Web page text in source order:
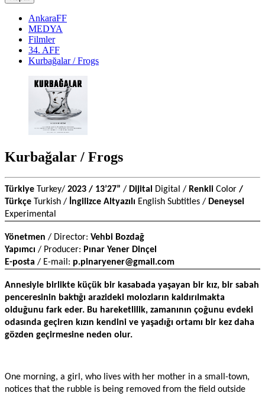
AnkaraFF
MEDYA
Filmler
34. AFF
Kurbağalar / Frogs
Kurbağalar / Frogs
Türkiye Turkey/ 2023 / 13’27” / Dijital Digital / Renkli Color /
Türkçe Turkish / İngilizce Altyazılı English Subtitles /
Experimental
Yönetmen / Director: Vehbi Bozdağ
Yapımcı / Producer: Pınar Yener Dinçel
E-posta / E-mail: p.pinaryener@gmail.com
Annesiyle birlikte küçük bir kasabada yaşayan bir kız, bir sabah
penceresinin baktığı arazideki molozların kaldırılmakta
olduğunu fark eder. Bu hareketlilik, zamanının çoğunu evdeki
odasında geçiren kızın kendini ve yaşadığı ortamı bir kez daha
gözden geçirmesine neden olur.
One morning, a girl, who lives with her mother in a small-town,
notices that the rubble is being removed from the field outside